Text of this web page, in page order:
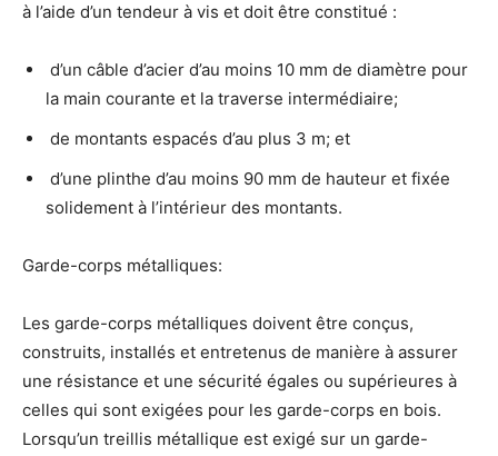
à l’aide d’un tendeur à vis et doit être constitué :
d’un câble d’acier d’au moins 10 mm de diamètre pour
la main courante et la traverse intermédiaire;
de montants espacés d’au plus 3 m; et
d’une plinthe d’au moins 90 mm de hauteur et fixée
solidement à l’intérieur des montants.
Garde-corps métalliques:
Les garde-corps métalliques doivent être conçus,
construits, installés et entretenus de manière à assurer
une résistance et une sécurité égales ou supérieures à
celles qui sont exigées pour les garde-corps en bois.
Lorsqu’un treillis métallique est exigé sur un garde-